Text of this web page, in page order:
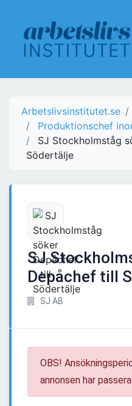
Arbetslivsinstitutet.se
Produktionschef
SJ Stockholmståg
Södertälje
SJ
Depåchef till
SJ AB
OBS!
annonsen har